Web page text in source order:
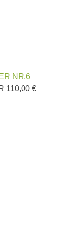
NR.6
110,00 €